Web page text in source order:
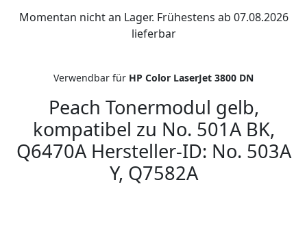
Momentan nicht an Lager. Frühestens ab 07.08.2026
lieferbar
Verwendbar für HP Color LaserJet 3800 DN
Peach Tonermodul gelb,
kompatibel zu No. 501A BK,
Q6470A Hersteller-ID: No. 503A
Y, Q7582A